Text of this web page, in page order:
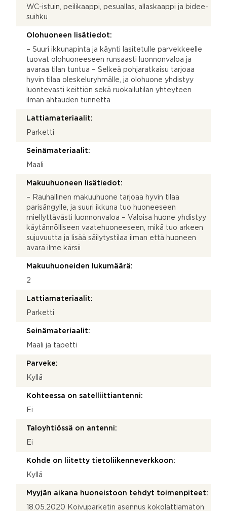
WC-istuin, peilikaappi, pesuallas, allaskaappi ja bidee-
suihku
Olohuoneen lisätiedot:
– Suuri ikkunapinta ja käynti lasitetulle parvekkeelle
tuovat olohuoneeseen runsaasti luonnonvaloa ja
avaraa tilan tuntua – Selkeä pohjaratkaisu tarjoaa
hyvin tilaa oleskeluryhmälle, ja olohuone yhdistyy
luontevasti keittiön sekä ruokailutilan yhteyteen
ilman ahtauden tunnetta
Lattiamateriaalit:
Parketti
Seinämateriaalit:
Maali
Makuuhuoneen lisätiedot:
– Rauhallinen makuuhuone tarjoaa hyvin tilaa
parisängylle, ja suuri ikkuna tuo huoneeseen
miellyttävästi luonnonvaloa – Valoisa huone yhdistyy
käytännölliseen vaatehuoneeseen, mikä tuo arkeen
sujuvuutta ja lisää säilytystilaa ilman että huoneen
avara ilme kärsii
Makuuhuoneiden lukumäärä:
2
Lattiamateriaalit:
Parketti
Seinämateriaalit:
Maali ja tapetti
Parveke:
Kyllä
Kohteessa on satelliittiantenni:
Ei
Taloyhtiössä on antenni:
Ei
Kohde on liitetty tietoliikenneverkkoon:
Kyllä
Myyjän aikana huoneistoon tehdyt toimenpiteet:
18.05.2020 Koivuparketin asennus kokolattiamaton